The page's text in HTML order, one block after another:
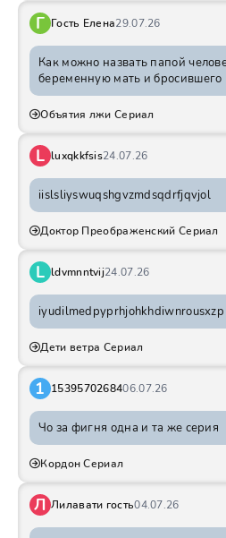
Г Гость Елена29.07.26
Как можно назвать папой
беременную мать и бросившего
Объятия лжи Сериал
L luxqkkfsis24.07.26
iislsliyswuqshgvzmdsqdrfjqvjol
Доктор Преображенский Сериал
L ldvmnntvij24.07.26
iyudilmedpyprhjohkhdiwnrousxzp
Дети ветра Сериал
1 1539570268406.07.26
Чо за фигня одна и та же серия
Кордон Сериал
Л Лилавати гость04.07.26